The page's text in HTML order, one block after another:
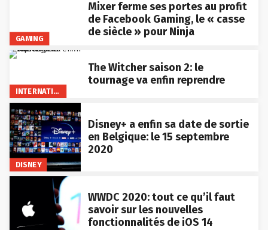
GAMING
Mixer ferme ses portes au profit
de Facebook Gaming, le « casse
de siècle » pour Ninja
INTERNATIONAL
The Witcher saison 2: le
tournage va enfin reprendre
DISNEY
Disney+ a enfin sa date de sortie
en Belgique: le 15 septembre
2020
WWDC 2020: tout ce qu’il faut
savoir sur les nouvelles
fonctionnalités de iOS 14